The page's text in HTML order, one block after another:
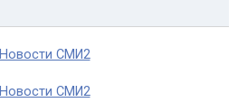
Новости СМИ2
Новости СМИ2